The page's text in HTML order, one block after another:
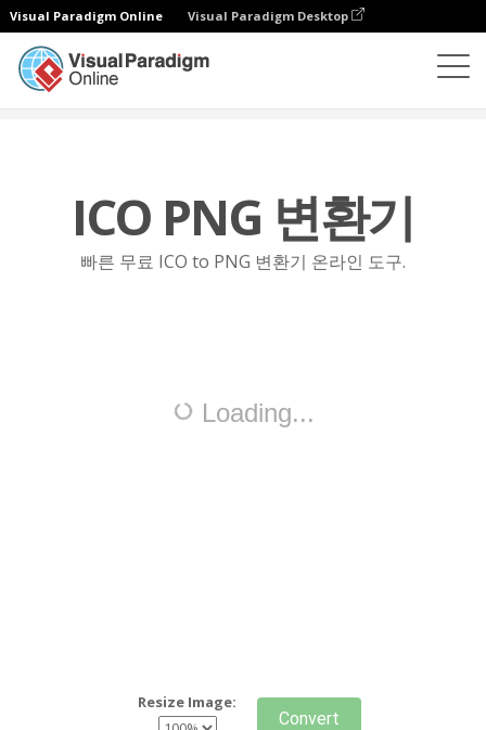
Visual Paradigm Online Visual Paradigm Desktop
ICO PNG 변환기
빠른 무료 ICO to PNG 변환기 온라인 도구.
Resize Image:
Convert